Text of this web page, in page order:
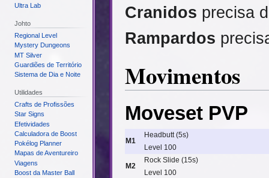
Cranidos precisa
Rampardos
Movimentos
Moveset PVP
M1
Headbutt (5s)
Level 100
M2
Rock Slide (15s)
Level 100
Ultra Lab
Johto
Regional Level
Mystery Dungeons
MT Silver
Guardiões de Território
Sistema de Dia e Noite
Utilidades
Crafts de Profissões
Star Signs
Efetividades
Calculadora de Boost
Pokélog Planner
Mapas de Aventureiro
Viagens
Boost da Master Ball